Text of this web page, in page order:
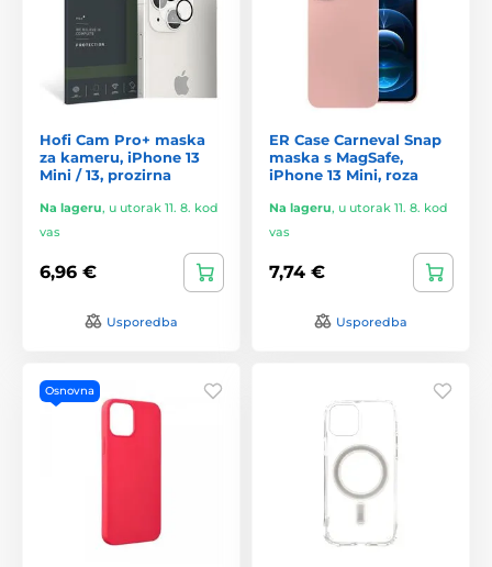
Hofi Cam Pro+ maska
za kameru, iPhone 13
Mini / 13, prozirna
Na lageru, u utorak 11. 8. kod
vas
6,96 €
Usporedba
ER Case Carneval Snap
maska s MagSafe,
iPhone 13 Mini, roza
Na lageru, u utorak 11. 8. kod
vas
7,74 €
Usporedba
Osnovna